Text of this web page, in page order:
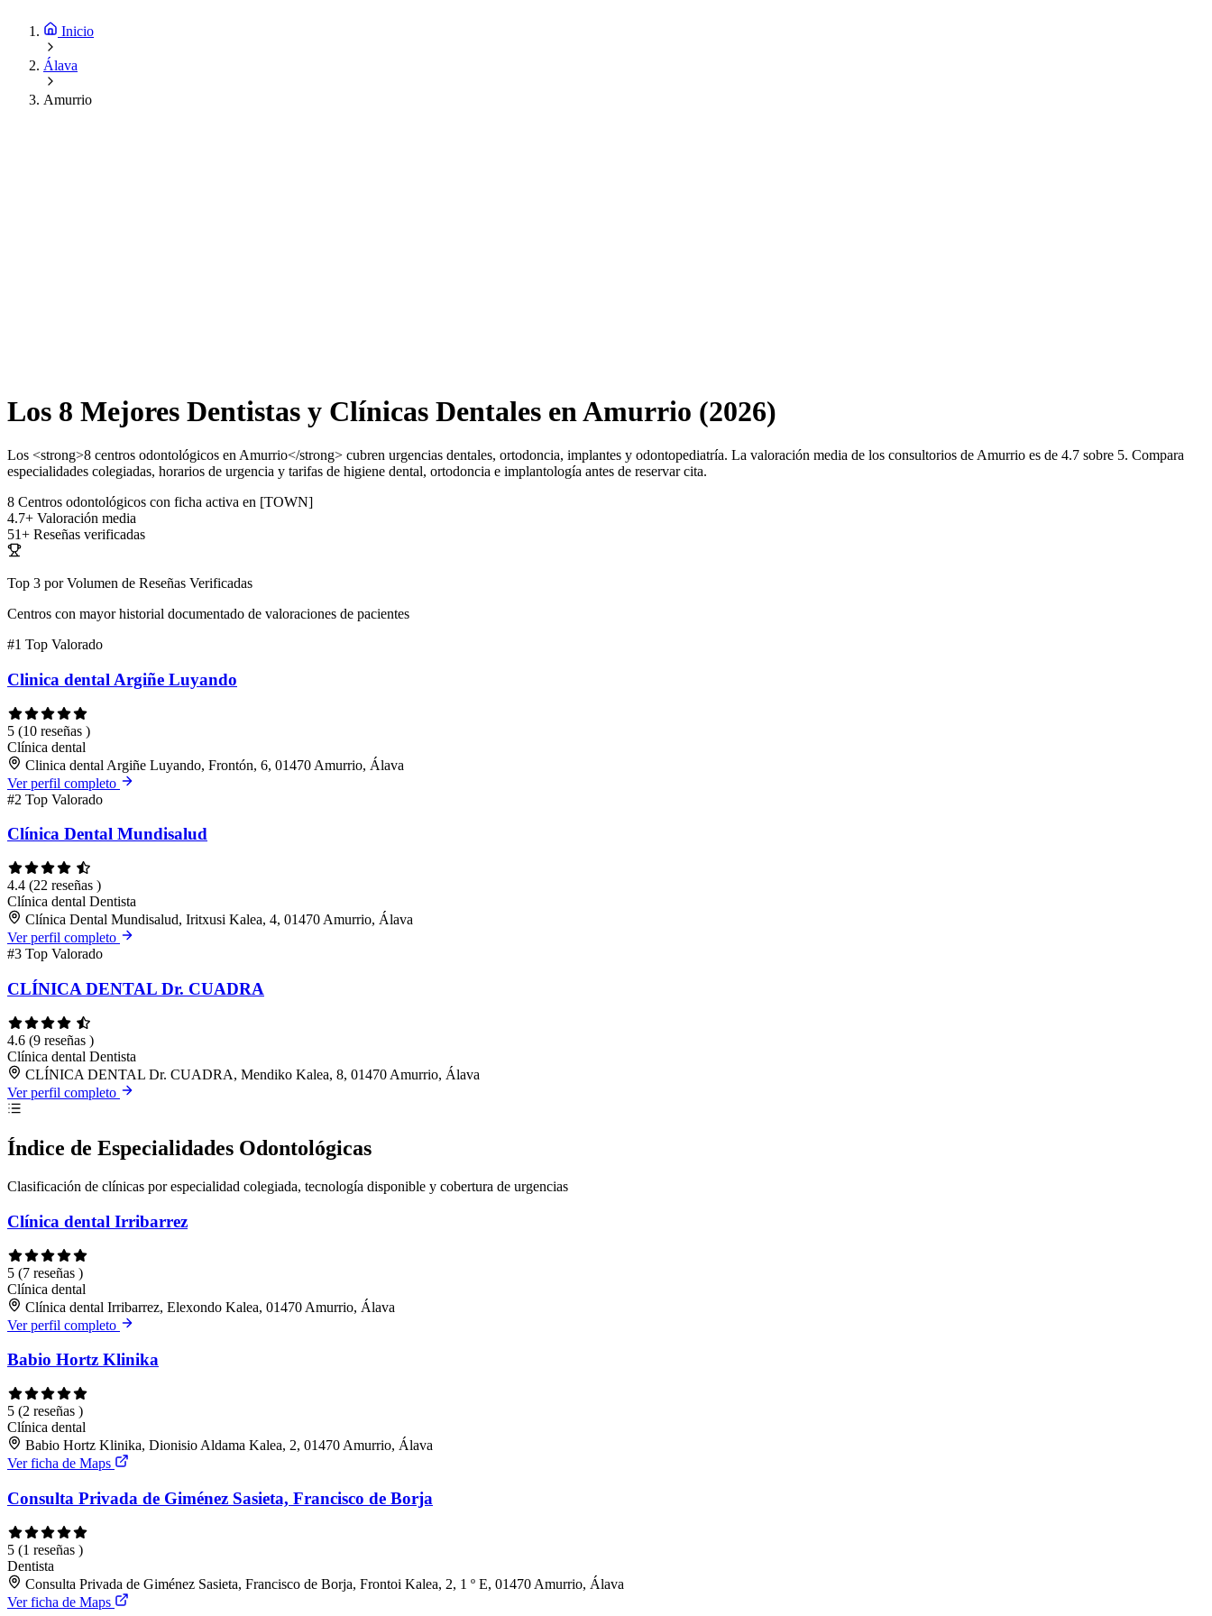
Inicio
Álava
Amurrio
Los 8 Mejores Dentistas y Clínicas Dentales en Amurrio (2026)
Los <strong>8 centros odontológicos en Amurrio</strong> cubren urgencias dentales, ortodoncia, implantes y odontopediatría. La valoración media de los consultorios de Amurrio es de 4.7 sobre 5. Compara
especialidades colegiadas, horarios de urgencia y tarifas de higiene dental, ortodoncia e implantología antes de reservar cita.
8 Centros odontológicos con ficha activa en [TOWN]
4.7+ Valoración media
51+ Reseñas verificadas
Top 3 por Volumen de Reseñas Verificadas
Centros con mayor historial documentado de valoraciones de pacientes
#1 Top Valorado
Clinica dental Argiñe Luyando
5 (10 reseñas )
Clínica dental
Clinica dental Argiñe Luyando, Frontón, 6, 01470 Amurrio, Álava
Ver perfil completo
#2 Top Valorado
Clínica Dental Mundisalud
4.4 (22 reseñas )
Clínica dental Dentista
Clínica Dental Mundisalud, Iritxusi Kalea, 4, 01470 Amurrio, Álava
Ver perfil completo
#3 Top Valorado
CLÍNICA DENTAL Dr. CUADRA
4.6 (9 reseñas )
Clínica dental Dentista
CLÍNICA DENTAL Dr. CUADRA, Mendiko Kalea, 8, 01470 Amurrio, Álava
Ver perfil completo
Índice de Especialidades Odontológicas
Clasificación de clínicas por especialidad colegiada, tecnología disponible y cobertura de urgencias
Clínica dental Irribarrez
5 (7 reseñas )
Clínica dental
Clínica dental Irribarrez, Elexondo Kalea, 01470 Amurrio, Álava
Ver perfil completo
Babio Hortz Klinika
5 (2 reseñas )
Clínica dental
Babio Hortz Klinika, Dionisio Aldama Kalea, 2, 01470 Amurrio, Álava
Ver ficha de Maps
Consulta Privada de Giménez Sasieta, Francisco de Borja
5 (1 reseñas )
Dentista
Consulta Privada de Giménez Sasieta, Francisco de Borja, Frontoi Kalea, 2, 1 º E, 01470 Amurrio, Álava
Ver ficha de Maps